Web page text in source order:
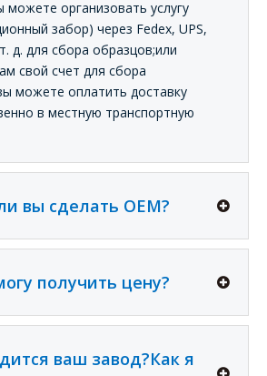
можете организовать услугу
забор) через Fedex, UPS,
д. для сбора образцов;или
свой счет для сбора
можете оплатить доставку
в местную транспортную
вы сделать OEM?
получить цену?
ваш завод?Как я